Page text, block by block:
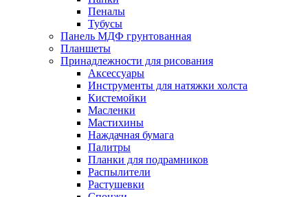
Пеналы
Тубусы
Панель МДФ грунтованная
Планшеты
Принадлежности для рисования
Аксессуары
Инструменты для натяжки холста
Кистемойки
Масленки
Мастихины
Наждачная бумага
Палитры
Планки для подрамников
Распылители
Растушевки